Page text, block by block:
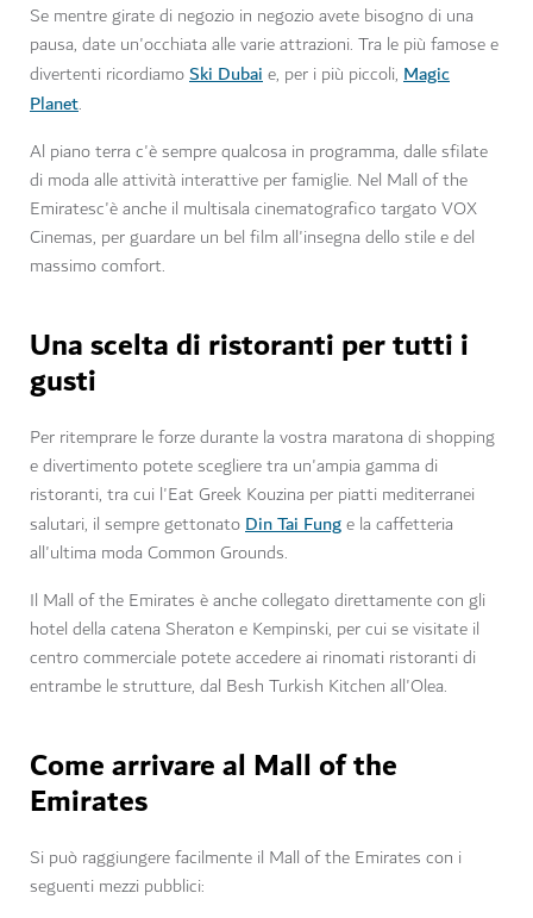
Se mentre girate di negozio in negozio avete bisogno di una
pausa, date un'occhiata alle varie attrazioni. Tra le più famose e
divertenti ricordiamoSki Dubaie, per i più piccoli, Magic
Planet.
Al piano terra c'è sempre qualcosa in programma, dalle sfilate
di moda alle attività interattive per famiglie. Nel Mall of the
Emiratesc'è anche il multisala cinematografico targato VOX
Cinemas, per guardare un bel film all'insegna dello stile e del
massimo comfort.
Una scelta di ristoranti per tutti i
gusti
Per ritemprare le forze durante la vostra maratona di shopping
e divertimento potete scegliere tra un'ampia gamma di
ristoranti, tra cui l'Eat Greek Kouzina per piatti mediterranei
salutari, il sempre gettonatoDin Tai Funge la caffetteria
all'ultima moda Common Grounds.
Il Mall of the Emirates è anche collegato direttamente con gli
hotel della catena Sheraton e Kempinski, per cui se visitate il
centro commerciale potete accedere ai rinomati ristoranti di
entrambe le strutture, dal Besh Turkish Kitchen all'Olea.
Come arrivare al Mall of the
Emirates
Si può raggiungere facilmente il Mall of the Emirates con i
seguenti mezzi pubblici: